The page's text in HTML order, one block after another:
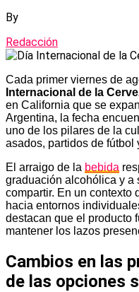
By
Redacción
Cada primer viernes de
Internacional de la
en California que se
Argentina, la fecha
uno de los pilares de la
asados, partidos de fútbol
El arraigo de la bebida
graduación alcohólica y a
compartir. En un contexto
hacia entornos
destacan que el producto
mantener los lazos
Cambios en las
de las opciones